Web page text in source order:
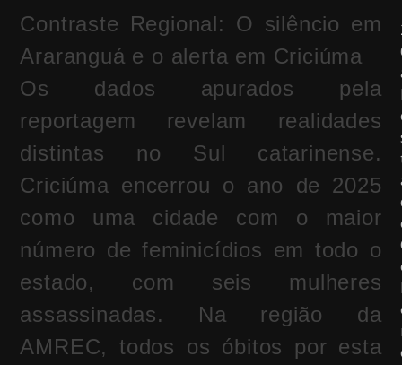
Contraste Regional: O silêncio em
Araranguá e o alerta em Criciúma
Os dados apurados pela
reportagem revelam realidades
distintas no Sul catarinense.
Criciúma encerrou o ano de 2025
como uma cidade com o maior
número de feminicídios em todo o
estado, com seis mulheres
assassinadas. Na região da
AMREC, todos os óbitos por esta